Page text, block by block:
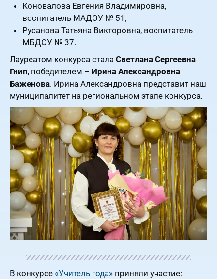
Коновалова Евгения Владимировна,
воспитатель МАДОУ № 51;
Русанова Татьяна Викторовна, воспитатель
МБДОУ № 37.
Лауреатом конкурса стала Светлана Сергеевна
Гнип, победителем – Ирина Александровна
Баженова. Ирина Александровна представит наш
муниципалитет на региональном этапе конкурса.
В конкурсе «Учитель года» приняли участие: